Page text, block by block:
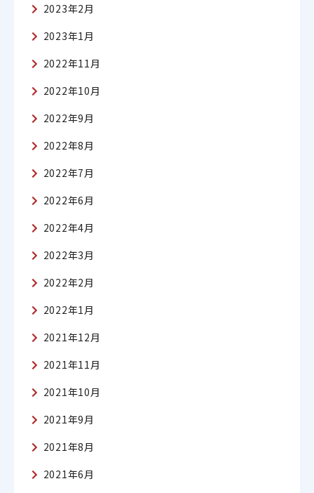
2023年2月
2023年1月
2022年11月
2022年10月
2022年9月
2022年8月
2022年7月
2022年6月
2022年4月
2022年3月
2022年2月
2022年1月
2021年12月
2021年11月
2021年10月
2021年9月
2021年8月
2021年6月